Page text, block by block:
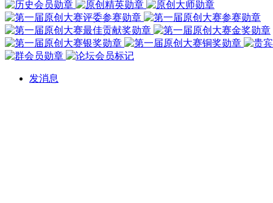
发消息